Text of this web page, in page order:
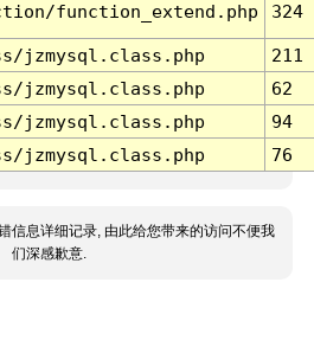
function_extend.php 324
jzmysql.class.php
211
jzmysql.class.php
62
jzmysql.class.php
94
jzmysql.class.php 76
信息详细记录, 由此给您带来的访问不便我
们深感歉意.